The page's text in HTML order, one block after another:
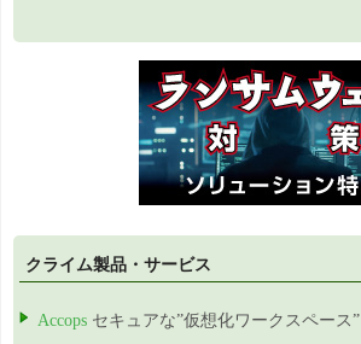
クライム製品・サービス
Accops セキュアな”仮想化ワークスペース”